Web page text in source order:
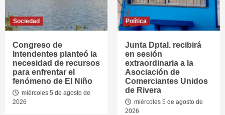
Sociedad
Congreso de
Intendentes planteó la
necesidad de recursos
para enfrentar el
fenómeno de El Niño
miércoles 5 de agosto de
2026
Política
Junta Dptal. recibirá
en sesión
extraordinaria a la
Asociación de
Comerciantes Unidos
de Rivera
miércoles 5 de agosto de
2026